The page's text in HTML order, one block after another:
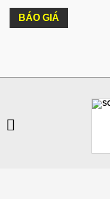
BÁO GIÁ